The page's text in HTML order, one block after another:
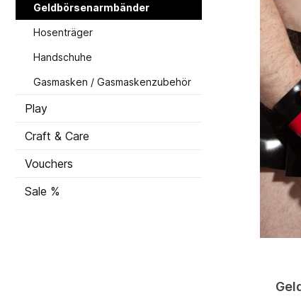
Geldbörsenarmbänder
Hosenträger
Handschuhe
Gasmasken / Gasmaskenzubehör
Play
Craft & Care
Vouchers
Sale %